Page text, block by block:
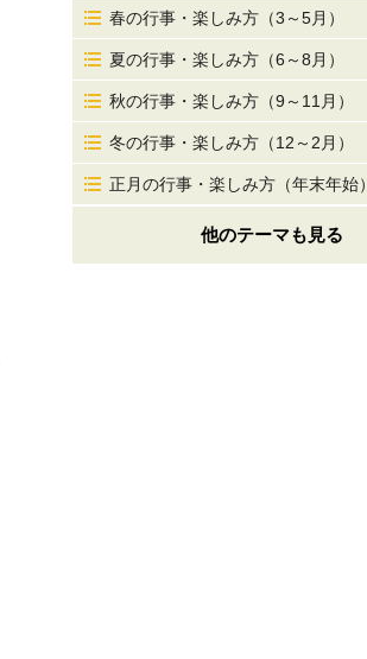
春の行事・楽しみ方（3～5月）
夏の行事・楽しみ方（6～8月）
秋の行事・楽しみ方（9～11月）
冬の行事・楽しみ方（12～2月）
正月の行事・楽しみ方（年末年始）
他のテーマも見る